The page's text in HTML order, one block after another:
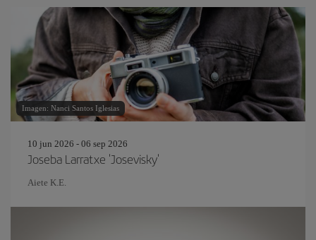
Imagen: Nanci Santos Iglesias
10 jun 2026 - 06 sep 2026
Joseba Larratxe 'Josevisky'
Aiete K.E.